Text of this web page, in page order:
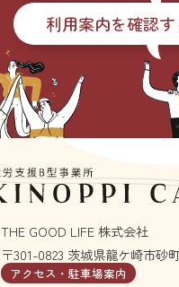
利用案内を確認す
THE GOOD LIFE 株式会社
〒301-0823 茨城県龍ケ崎市砂
アクセス・駐車場案内